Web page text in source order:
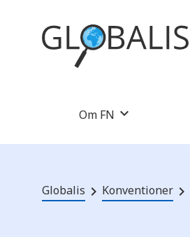
Om FN
Globalis Konventioner